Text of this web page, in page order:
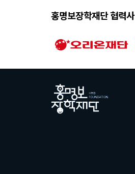
홍명보장학재단 협력사